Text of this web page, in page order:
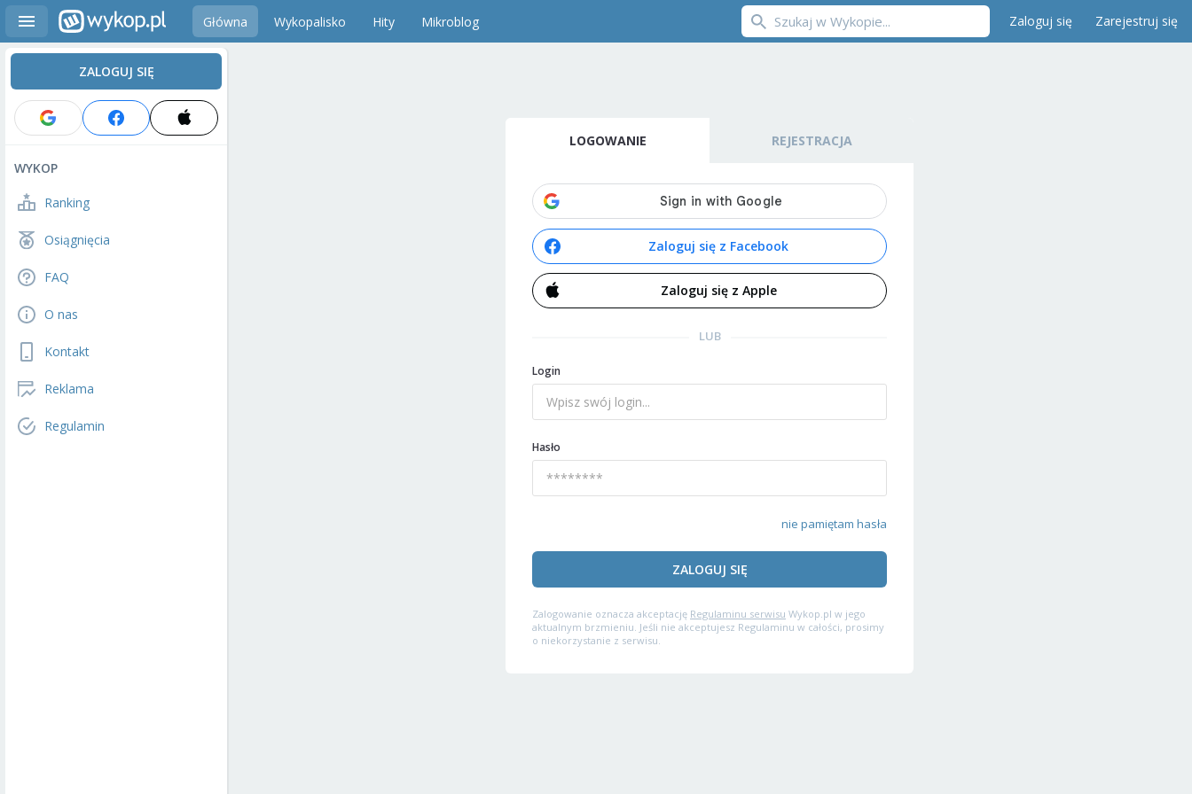
Główna Wykopalisko Hity Mikroblog Zaloguj się Zarejestruj się
ZALOGUJ SIĘ
WYKOP
Ranking
Osiągnięcia
FAQ
O nas
Kontakt
Reklama
Regulamin
LOGOWANIE REJESTRACJA
Zaloguj się z Facebook
Zaloguj się z Apple
LUB
Login
Hasło
nie pamiętam hasła
ZALOGUJ SIĘ
Zalogowanie oznacza akceptację Regulaminu serwisu Wykop.pl w jego
aktualnym brzmieniu. Jeśli nie akceptujesz Regulaminu w całości, prosimy
o niekorzystanie z serwisu.